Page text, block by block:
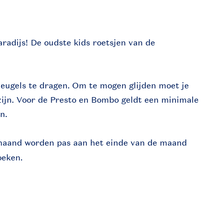
De oudste kids roetsjen van de
te dragen. Om te mogen glijden moet je
Voor de Presto en Bombo geldt een minimale
worden pas aan het einde van de maand